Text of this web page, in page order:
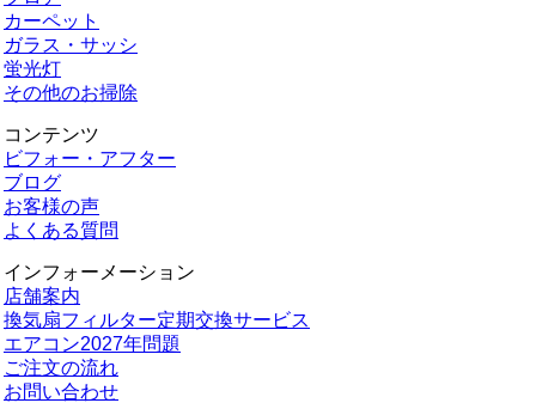
カーペット
ガラス・サッシ
蛍光灯
その他のお掃除
コンテンツ
ビフォー・アフター
ブログ
お客様の声
よくある質問
インフォーメーション
店舗案内
換気扇フィルター定期交換サービス
エアコン2027年問題
ご注文の流れ
お問い合わせ